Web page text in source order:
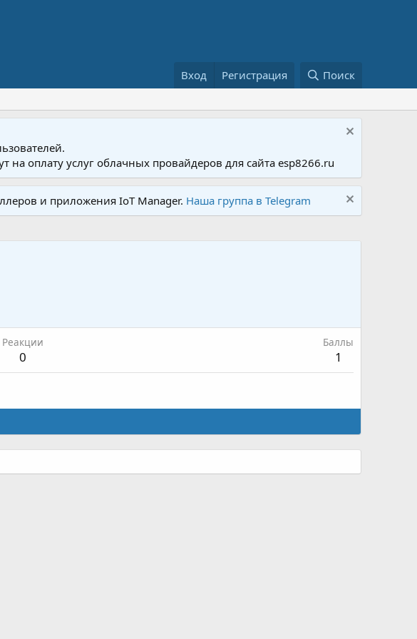
Вход Регистрация Поиск
оплату услуг облачных провайдеров для сайта esp8266.ru
и приложения IoT Manager. Наша группа в Telegram
Реакции
0
Баллы
1